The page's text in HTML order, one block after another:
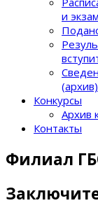
и
(архив)
Конкурсы
Архив
Контакты
Филиал